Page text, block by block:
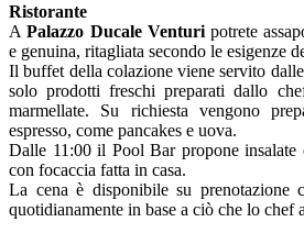
Ristorante
APalazzo Ducale Venturipotrete
e genuina, ritagliata secondo le esigenze
Il buffet della colazione viene servito
solo prodotti freschi preparati dallo
marmellate. Su richiesta vengono
espresso, come pancakes e uova.
Dalle 11:00 il Pool Bar propone insalate
con focaccia fatta in casa.
La cena è disponibile su prenotazione
quotidianamente in base a ciò che lo chef